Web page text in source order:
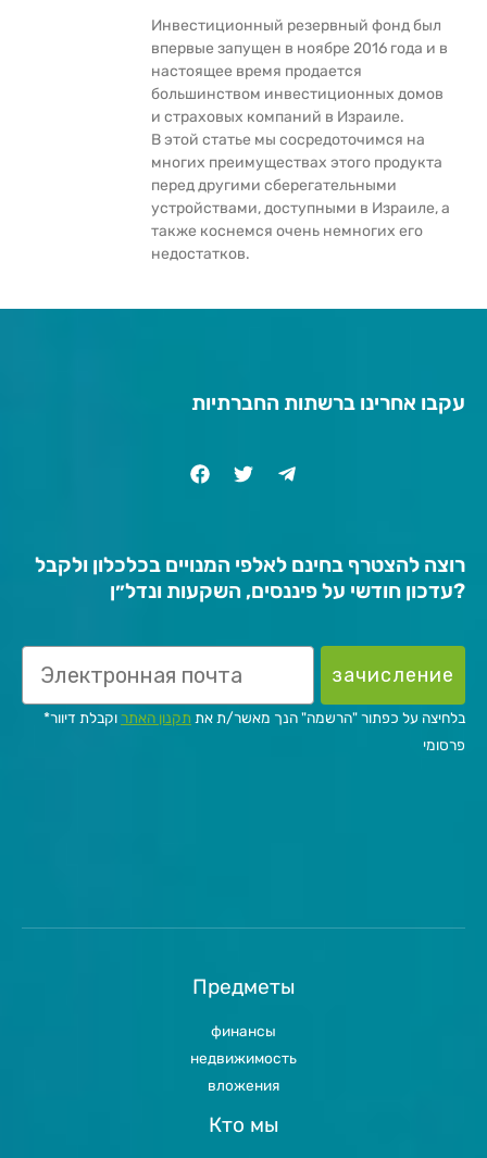
Инвестиционный резервный фонд был
впервые запущен в ноябре 2016 года и в
настоящее время продается
большинством инвестиционных домов
и страховых компаний в Израиле.
В этой статье мы сосредоточимся на
многих преимуществах этого продукта
перед другими сберегательными
устройствами, доступными в Израиле, а
также коснемся очень немногих его
недостатков.
עקבו אחרינו ברשתות החברתיות
רוצה להצטרף בחינם לאלפי המנויים בכלכלון ולקבל
עדכון חודשי על פיננסים, השקעות ונדל״ן?
зачисление
*בלחיצה על כפתור "הרשמה" הנך מאשר/ת את תקנון האתר וקבלת דיוור
פרסומי
Предметы
финансы
недвижимость
вложения
Кто мы